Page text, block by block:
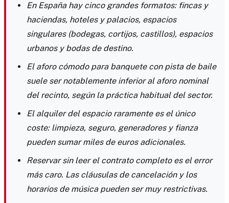
En España hay cinco grandes formatos: fincas y
haciendas, hoteles y palacios, espacios
singulares (bodegas, cortijos, castillos), espacios
urbanos y bodas de destino.
El aforo cómodo para banquete con pista de baile
suele ser notablemente inferior al aforo nominal
del recinto, según la práctica habitual del sector.
El alquiler del espacio raramente es el único
coste: limpieza, seguro, generadores y fianza
pueden sumar miles de euros adicionales.
Reservar sin leer el contrato completo es el error
más caro. Las cláusulas de cancelación y los
horarios de música pueden ser muy restrictivas.